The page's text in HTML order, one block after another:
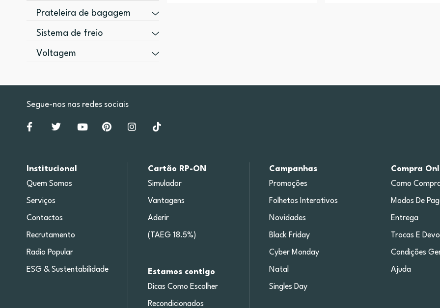
250 W (1)
Prateleira de bagagem
Traseira (1)
Sistema de freio
Voltagem
Segue-nos nas redes sociais
Institucional
Quem Somos
Serviços
Contactos
Recrutamento
Radio Popular
ESG & Sustentabilidade
Cartão RP-ON
Simulador
Vantagens
Aderir
(TAEG 18.5%)
Estamos contigo
Dicas Como Escolher
Recondicionados
Campanhas
Promoções
Folhetos Interativos
Novidades
Black Friday
Cyber Monday
Natal
Singles Day
Compra
Como
Modos De
Entrega
Trocas E
Condições
Ajuda